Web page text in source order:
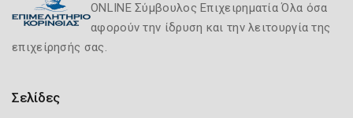
ONLINE Σύμβουλος Επιχειρηματία Όλα όσα
αφορούν την ίδρυση και την λειτουργία της
επιχείρησής σας.
Σελίδες